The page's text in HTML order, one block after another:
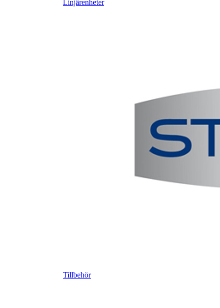
Linjärenheter
Tillbehör